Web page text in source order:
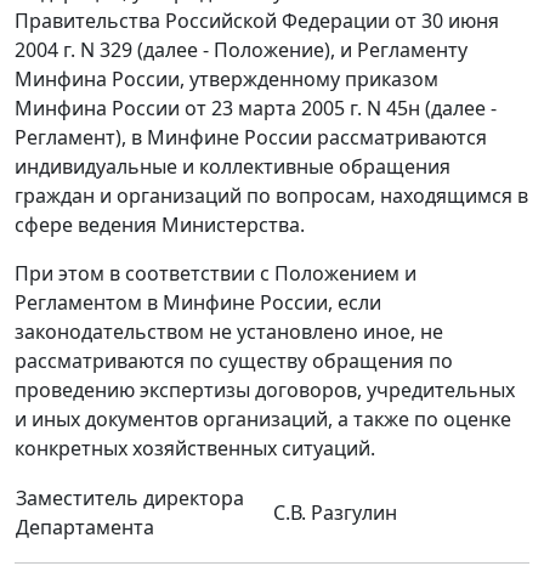
Правительства Российской Федерации от 30 июня
2004 г. N 329 (далее - Положение), и Регламенту
Минфина России, утвержденному приказом
Минфина России от 23 марта 2005 г. N 45н (далее -
Регламент), в Минфине России рассматриваются
индивидуальные и коллективные обращения
граждан и организаций по вопросам, находящимся в
сфере ведения Министерства.
При этом в соответствии с Положением и
Регламентом в Минфине России, если
законодательством не установлено иное, не
рассматриваются по существу обращения по
проведению экспертизы договоров, учредительных
и иных документов организаций, а также по оценке
конкретных хозяйственных ситуаций.
Заместитель директора
Департамента
С.В. Разгулин